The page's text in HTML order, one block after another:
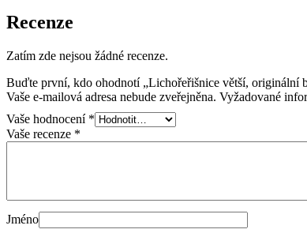
Recenze
Zatím zde nejsou žádné recenze.
Buďte první, kdo ohodnotí „Lichořeřišnice větší, originální
Vaše e-mailová adresa nebude zveřejněna. Vyžadované
Vaše hodnocení *
Vaše recenze *
Jméno